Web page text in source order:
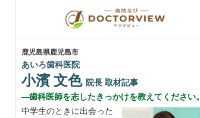
鹿児島県鹿児島市
あいろ歯科医院
小濱 文色 院長 取材記事
歯科医師を志したきっかけを教えてください。
中学生のときに出会った